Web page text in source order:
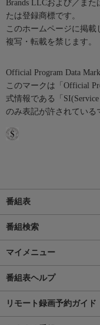
Brands LLCおよび／ま
たは登録商標です。
このホームページに掲
複写・転載を禁じます。
Official Program Data
このマークは「Official
式情報である「
のみ表記が許されている
番組表
番組検索
マイメニュー
番組表ヘルプ
リモート録画予約ガイド